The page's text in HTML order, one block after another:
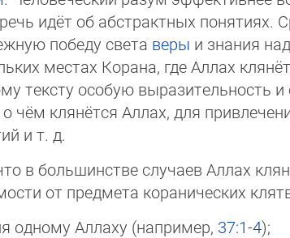
идёт об абстрактных понятиях.
победу света веры и знания
местах Корана, где Аллах
тексту особую выразительность
чём клянётся Аллах, для
и т. д.
в большинстве случаев Аллах
от предмета коранических
одному Аллаху (например, 37:1-4);